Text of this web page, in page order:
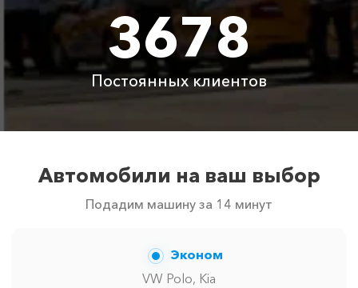
Цены по акции ограничены количеством свободных
автомобилей в г Минеральные Воды. Точную цену
вам сообщит менеджер при заказе.
3678
Постоянных клиентов
Автомобили на ваш выбор
Подадим машину за 14 минут
Эконом
VW Polo, Kia